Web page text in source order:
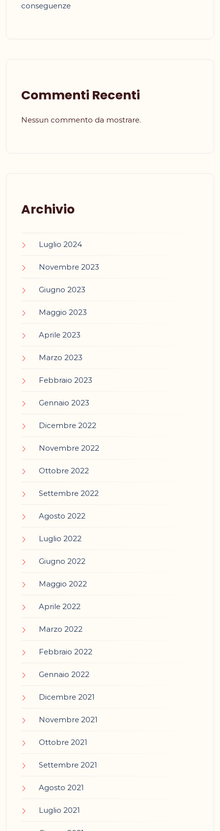
conseguenze
Commenti Recenti
Nessun commento da mostrare.
Archivio
Luglio 2024
Novembre 2023
Giugno 2023
Maggio 2023
Aprile 2023
Marzo 2023
Febbraio 2023
Gennaio 2023
Dicembre 2022
Novembre 2022
Ottobre 2022
Settembre 2022
Agosto 2022
Luglio 2022
Giugno 2022
Maggio 2022
Aprile 2022
Marzo 2022
Febbraio 2022
Gennaio 2022
Dicembre 2021
Novembre 2021
Ottobre 2021
Settembre 2021
Agosto 2021
Luglio 2021